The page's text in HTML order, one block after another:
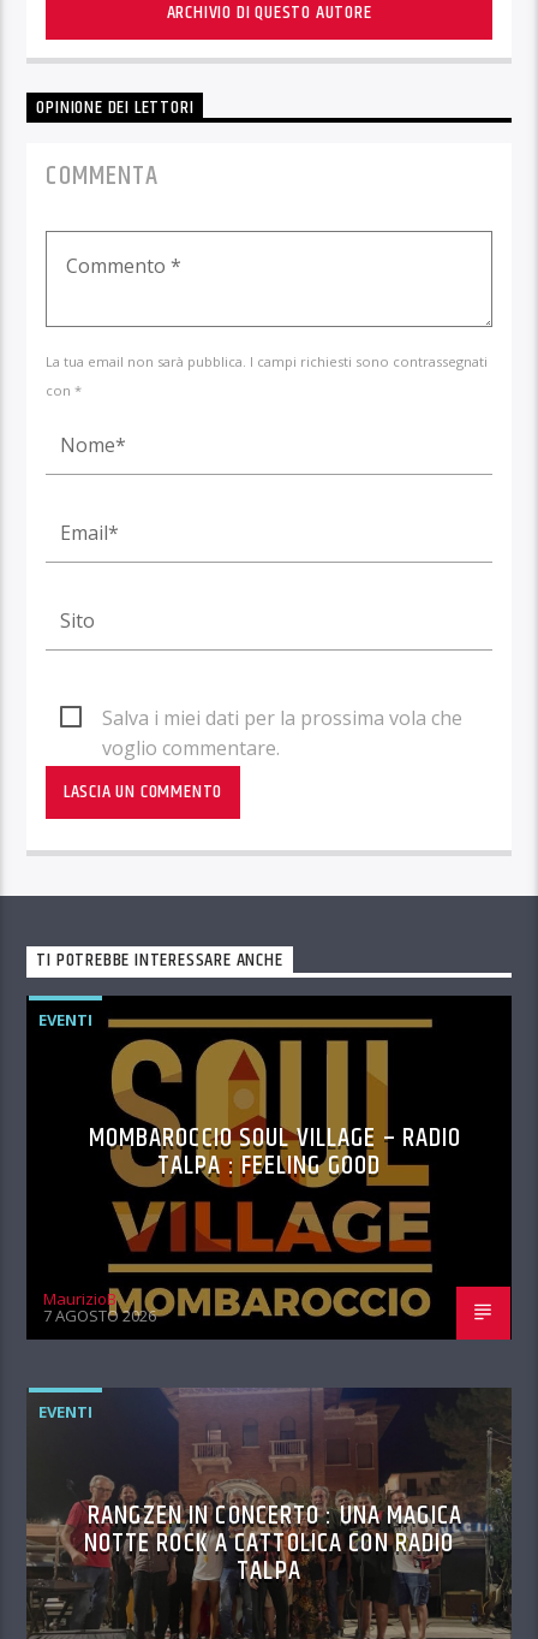
ARCHIVIO DI QUESTO AUTORE
OPINIONE DEI LETTORI
COMMENTA
La tua email non sarà pubblica. I campi richiesti sono contrassegnati
con *
Salva i miei dati per la prossima vola che
voglio commentare.
TI POTREBBE INTERESSARE ANCHE
EVENTI
MOMBAROCCIO SOUL VILLAGE – RADIO
TALPA : FEELING GOOD
MaurizioB
7 AGOSTO 2026
EVENTI
RANGZEN IN CONCERTO : UNA MAGICA
NOTTE ROCK A CATTOLICA CON RADIO
TALPA